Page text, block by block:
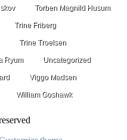
Torben Magnild Husum
Trine Friberg
Trine Troelsen
Ryum Uncategorized
Viggo Madsen
William Goshawk